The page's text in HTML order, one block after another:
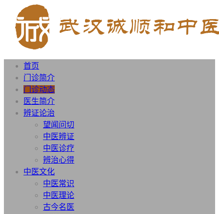
首页
门诊简介
门诊动态
医生简介
辨证论治
望闻问切
中医辨证
中医诊疗
辨治心得
中医文化
中医常识
中医理论
古今名医